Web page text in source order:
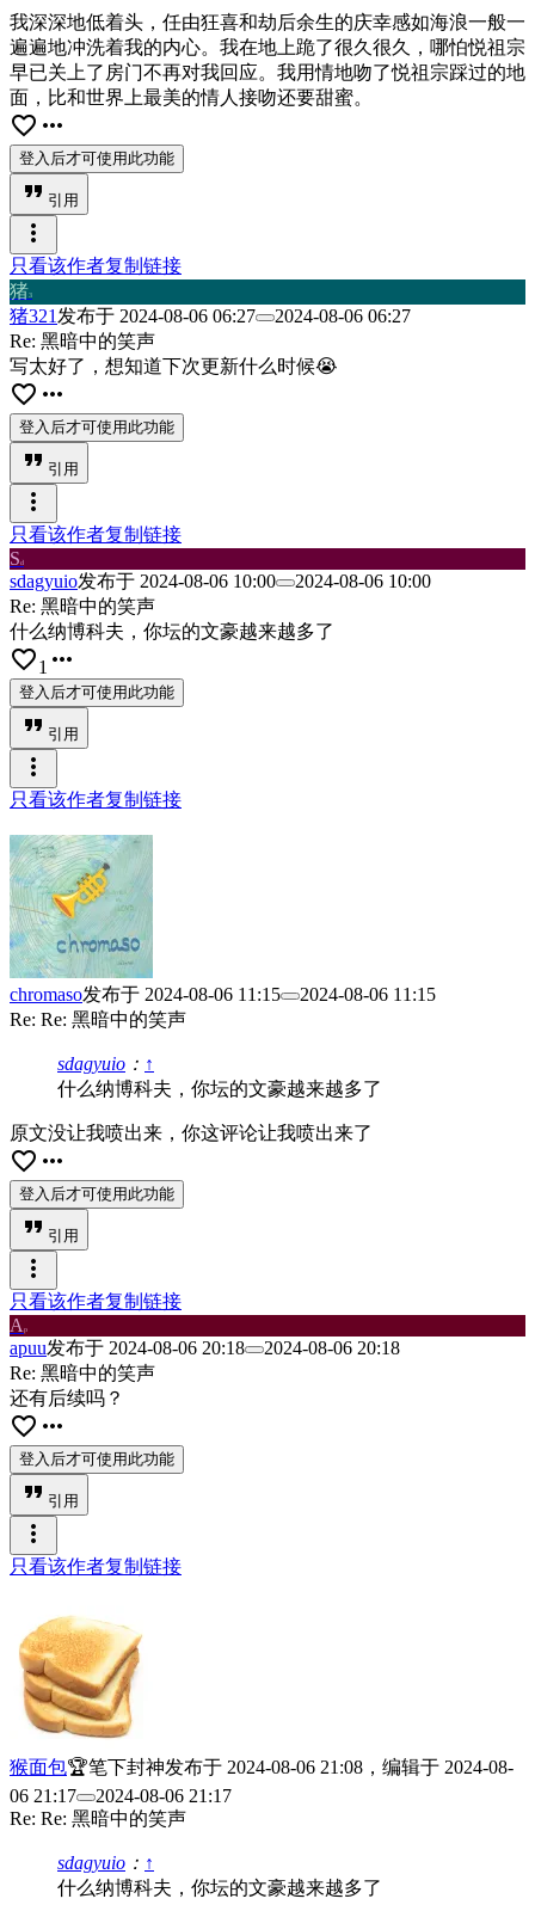
我深深地低着头，任由狂喜和劫后余生的庆幸感如海浪一般一
遍遍地冲洗着我的内心。我在地上跪了很久很久，哪怕悦祖宗
早已关上了房门不再对我回应。我用情地吻了悦祖宗踩过的地
面，比和世界上最美的情人接吻还要甜蜜。
favorite_border more_horiz
登入后才可使用此功能
format_quote 引用
more_vert
只看该作者复制链接
猪3
猪321 发布于 2024-08-06 06:27
2024-08-06 06:27
Re: 黑暗中的笑声
写太好了，想知道下次更新什么时候😭
favorite_border more_horiz
登入后才可使用此功能
format_quote 引用
more_vert
只看该作者复制链接
Sd
sdagyuio发布于 2024-08-06 10:00
2024-08-06 10:00
Re: 黑暗中的笑声
什么纳博科夫，你坛的文豪越来越多了
favorite_border1 more_horiz
登入后才可使用此功能
format_quote 引用
more_vert
只看该作者复制链接
chromaso发布于 2024-08-06 11:15
2024-08-06 11:15
Re: Re: 黑暗中的笑声
sdagyuio ： ↑
什么纳博科夫，你坛的文豪越来越多了
原文没让我喷出来，你这评论让我喷出来了
favorite_border more_horiz
登入后才可使用此功能
format_quote 引用
more_vert
只看该作者复制链接
A p
apuu发布于 2024-08-06 20:18
2024-08-06 20:18
Re: 黑暗中的笑声
还有后续吗？
favorite_border more_horiz
登入后才可使用此功能
format_quote 引用
more_vert
只看该作者复制链接
猴面包🏆笔下封神发布于 2024-08-06 21:08 ，编辑于 2024-08-
06 21:17
2024-08-06 21:17
Re: Re: 黑暗中的笑声
sdagyuio ： ↑
什么纳博科夫，你坛的文豪越来越多了